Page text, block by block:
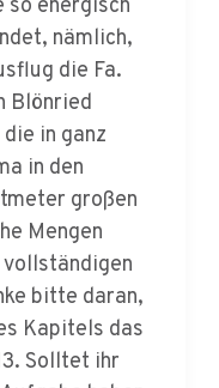
die Fa.
Blönried
in ganz
in den
großen
Mengen
bitte daran,
Kapitels das
Solltet ihr
haben
ihr euch